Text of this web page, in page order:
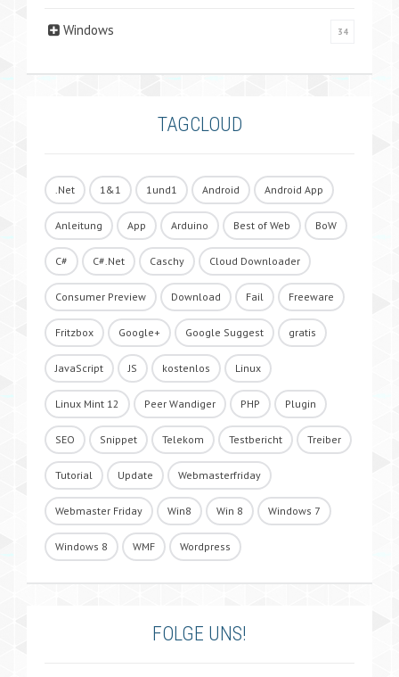
Windows 34
TAGCLOUD
.Net 1&1 1und1 Android Android App
Anleitung App Arduino Best of Web BoW
C# C#.Net Caschy Cloud Downloader
Consumer Preview Download Fail Freeware
Fritzbox Google+ Google Suggest gratis
JavaScript JS kostenlos Linux
Linux Mint 12 Peer Wandiger PHP Plugin
SEO Snippet Telekom Testbericht Treiber
Tutorial Update Webmasterfriday
Webmaster Friday Win8 Win 8 Windows 7
Windows 8 WMF Wordpress
FOLGE UNS!